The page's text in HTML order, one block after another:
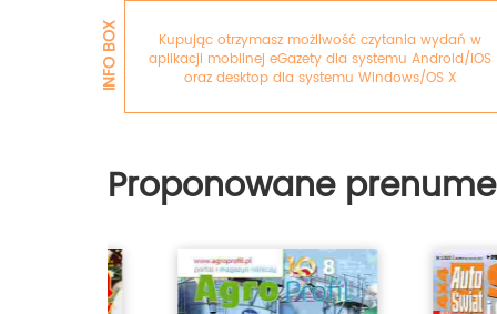
INFO BOX
Kupując otrzymasz możliwość czytania wydań w
aplikacji mobilnej eGazety dla systemu Android/iOS
oraz desktop dla systemu Windows/OS X
Proponowane